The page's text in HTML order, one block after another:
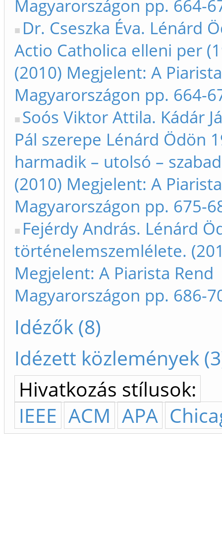
Magyarországon pp. 664-
Dr. Cseszka Éva. Lénárd
Actio Catholica elleni per
(2010) Megjelent: A
Magyarországon pp. 664-
Soós Viktor Attila. Kádár
Pál szerepe Lénárd Ödön
harmadik – utolsó –
(2010) Megjelent: A
Magyarországon pp. 675-
Fejérdy András. Lénárd
történelemszemlélete.
Megjelent: A Piarista Rend
Magyarországon pp. 686-
Idézők (8)
Idézett közlemények
Hivatkozás stílusok:
IEEE ACM APA